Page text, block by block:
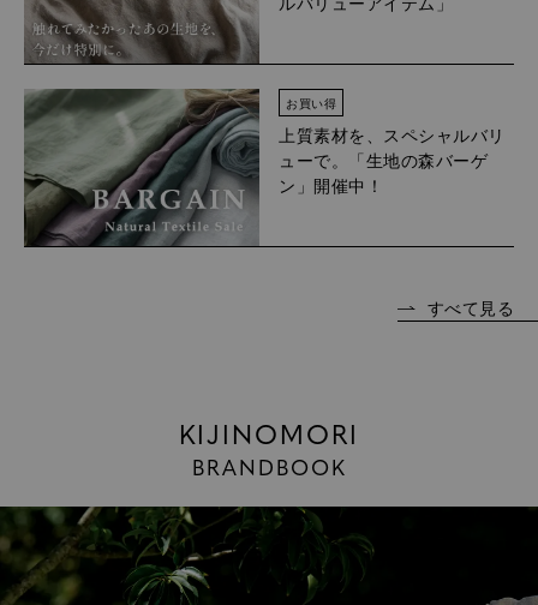
お買い得
上質素材を、スペシャルバリ
ューで。「生地の森バーゲ
ン」開催中！
すべて見る
KIJINOMORI
BRANDBOOK